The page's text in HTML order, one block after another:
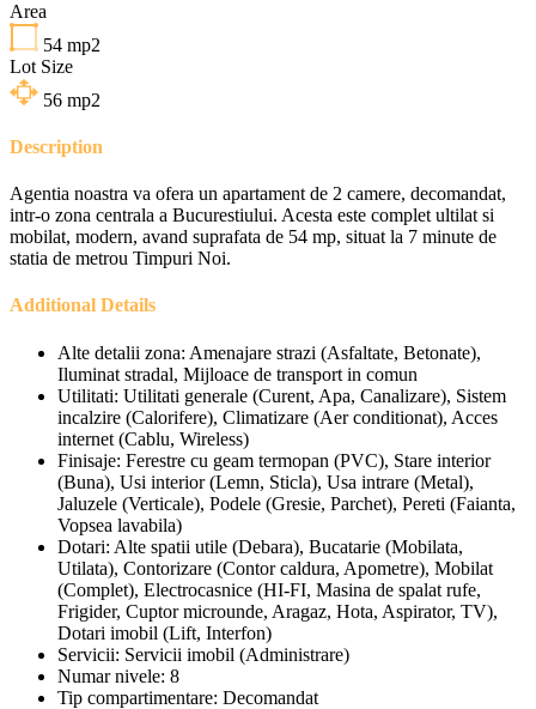
Area
54 mp2
Lot Size
56 mp2
Description
Agentia noastra va ofera un apartament de 2 camere, decomandat,
intr-o zona centrala a Bucurestiului. Acesta este complet ultilat si
mobilat, modern, avand suprafata de 54 mp, situat la 7 minute de
statia de metrou Timpuri Noi.
Additional Details
Alte detalii zona: Amenajare strazi (Asfaltate, Betonate),
Iluminat stradal, Mijloace de transport in comun
Utilitati: Utilitati generale (Curent, Apa, Canalizare), Sistem
incalzire (Calorifere), Climatizare (Aer conditionat), Acces
internet (Cablu, Wireless)
Finisaje: Ferestre cu geam termopan (PVC), Stare interior
(Buna), Usi interior (Lemn, Sticla), Usa intrare (Metal),
Jaluzele (Verticale), Podele (Gresie, Parchet), Pereti (Faianta,
Vopsea lavabila)
Dotari: Alte spatii utile (Debara), Bucatarie (Mobilata,
Utilata), Contorizare (Contor caldura, Apometre), Mobilat
(Complet), Electrocasnice (HI-FI, Masina de spalat rufe,
Frigider, Cuptor microunde, Aragaz, Hota, Aspirator, TV),
Dotari imobil (Lift, Interfon)
Servicii: Servicii imobil (Administrare)
Numar nivele: 8
Tip compartimentare: Decomandat